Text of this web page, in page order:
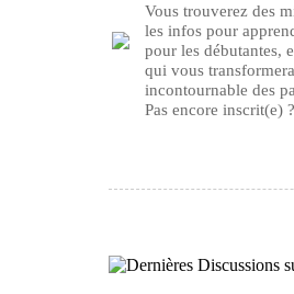
Vous trouverez des
les infos pour
pour les débutantes,
qui vous
incontournable des
Pas encore inscrit(e)